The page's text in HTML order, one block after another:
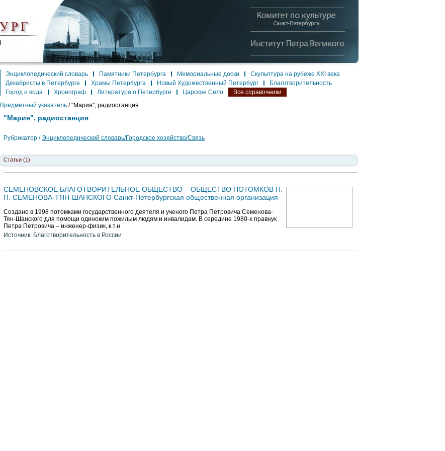
Энциклопедический словарь Памятники Петербурга Мемориальные доски
Скульптура на рубеже XXI века
Декабристы в Петербурге
Храмы Петербурга Новый Художественный Петербург
Благотворительность
Город и вода
Хронограф Литература о Петербурге Царское Село
Все справочники
Предметный указатель / "Мария", радиостанция
"Мария", радиостанция
Рубрикатор / Энциклопедический словарь/Городское хозяйство/Связь
Статьи (1)
СЕМЕНОВСКОЕ БЛАГОТВОРИТЕЛЬНОЕ ОБЩЕСТВО – ОБЩЕСТВО ПОТОМКОВ П.
П. СЕМЕНОВА-ТЯН-ШАНСКОГО Санкт-Петербургская общественная организация
Создано в 1998 потомками государственного деятеля и ученого Петра Петровича Семенова-
Тян-Шанского для помощи одиноким пожилым людям и инвалидам. В середине 1980-х правнук
Петра Петровича – инженер-физик, к.т.н
Источник: Благотворительность в России